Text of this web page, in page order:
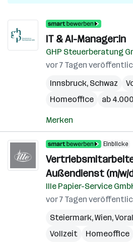
IT & AI-Manager:in
GHP Steuerberatung
vor 7 Tagen
Innsbruck, Schwaz
Homeoffice
ab
Merken
Einblicke
Außendienst (m/w/
Ille Papier-Service
vor 7 Tagen
Steiermark,Wien,
Vollzeit
Homeoffice